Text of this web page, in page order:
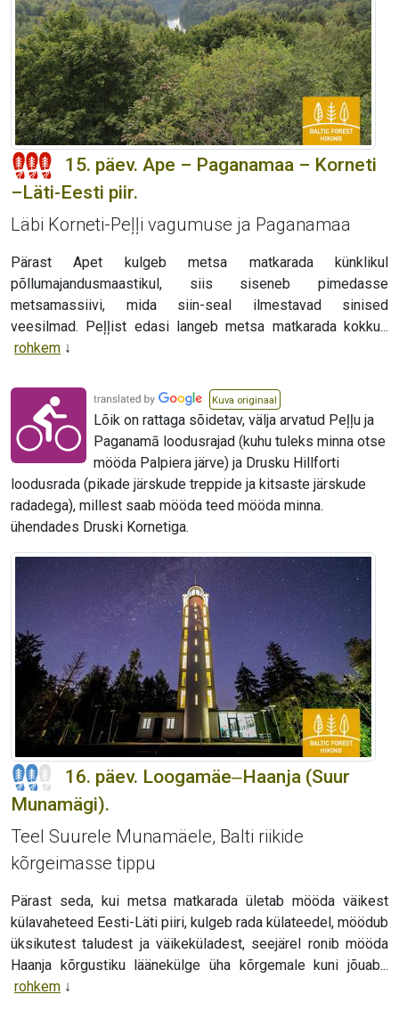
15. päev. Ape – Paganamaa – Korneti
–Läti-Eesti piir.
Läbi Korneti-Peļļi vagumuse ja Paganamaa
Pärast Apet kulgeb metsa matkarada künklikul
põllumajandusmaastikul, siis siseneb pimedasse
metsamassiivi, mida siin-seal ilmestavad sinised
veesilmad. Peļļist edasi langeb metsa matkarada kokku...
rohkem
Kuva originaal
Lõik on rattaga sõidetav, välja arvatud Peļļu ja
Paganamā loodusrajad (kuhu tuleks minna otse
mööda Palpiera järve) ja Drusku Hillforti
loodusrada (pikade järskude treppide ja kitsaste järskude
radadega), millest saab mööda teed mööda minna.
ühendades Druski Kornetiga.
16. päev. Loogamäe‒Haanja (Suur
Munamägi).
Teel Suurele Munamäele, Balti riikide
kõrgeimasse tippu
Pärast seda, kui metsa matkarada ületab mööda väikest
külavaheteed Eesti-Läti piiri, kulgeb rada külateedel, möödub
üksikutest taludest ja väikeküladest, seejärel ronib mööda
Haanja kõrgustiku läänekülge üha kõrgemale kuni jõuab...
rohkem